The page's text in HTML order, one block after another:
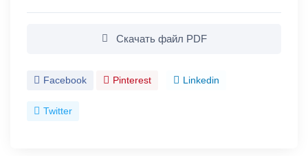
Скачать файл PDF
Facebook Pinterest Linkedin
Twitter